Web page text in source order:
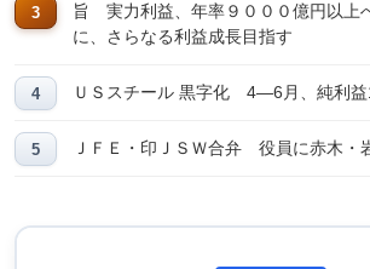
旨 実力利益、年率９０００億円以
に、さらなる利益成長目指す
ＵＳスチール 黒字化 4―6月、純利益
ＪＦＥ・印ＪＳＷ合弁 役員に赤木・